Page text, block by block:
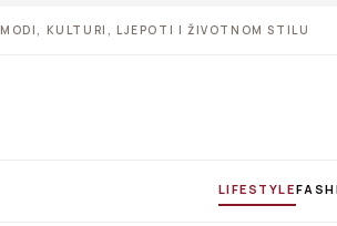
MODI, KULTURI, LJEPOTI I ŽIVOTNOM STILU
LIFESTYLE